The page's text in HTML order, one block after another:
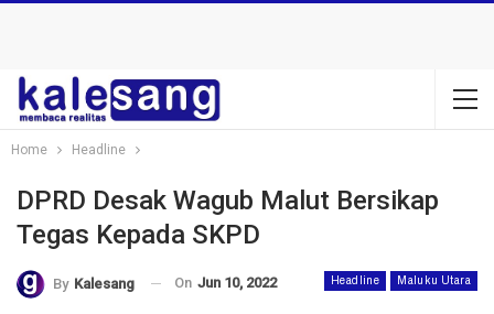
Home Headline
DPRD Desak Wagub Malut Bersikap
Tegas Kepada SKPD
Headline Maluku Utara
By Kalesang On Jun 10, 2022